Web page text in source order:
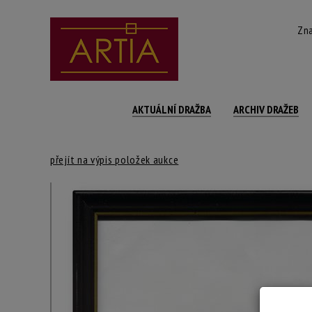
AKTUÁLNÍ DRAŽBA ARCHIV DRAŽEB
přejít na výpis položek aukce